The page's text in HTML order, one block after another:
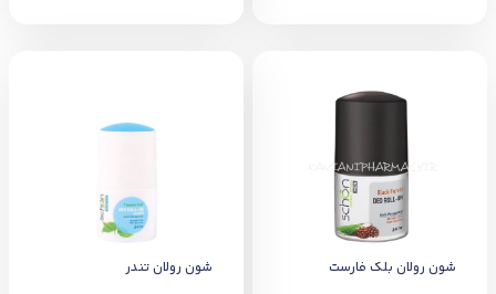
شون رولان بلک فارست شون رولان تندر